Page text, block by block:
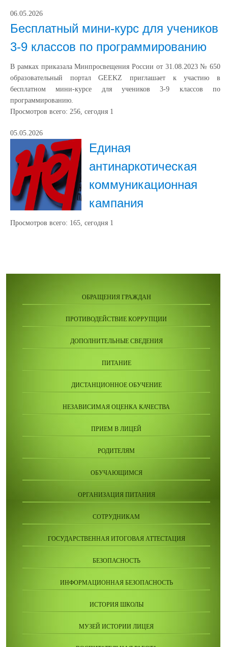
06.05.2026
Бесплатный мини-курс для учеников
3-9 классов по программированию
В рамках приказала Минпросвещения России от 31.08.2023 № 650
образовательный портал GEEKZ приглашает к участию в
бесплатном мини-курсе для учеников 3-9 классов по
программированию.
Просмотров всего: 256, сегодня 1
05.05.2026
Единая
антинаркотическая
коммуникационная
кампания
Просмотров всего: 165, сегодня 1
ОБРАЩЕНИЯ ГРАЖДАН
ПРОТИВОДЕЙСТВИЕ КОРРУПЦИИ
ДОПОЛНИТЕЛЬНЫЕ СВЕДЕНИЯ
ПИТАНИЕ
ДИСТАНЦИОННОЕ ОБУЧЕНИЕ
НЕЗАВИСИМАЯ ОЦЕНКА КАЧЕСТВА
ПРИЕМ В ЛИЦЕЙ
РОДИТЕЛЯМ
ОБУЧАЮЩИМСЯ
ОРГАНИЗАЦИЯ ПИТАНИЯ
СОТРУДНИКАМ
ГОСУДАРСТВЕННАЯ ИТОГОВАЯ АТТЕСТАЦИЯ
БЕЗОПАСНОСТЬ
ИНФОРМАЦИОННАЯ БЕЗОПАСНОСТЬ
ИСТОРИЯ ШКОЛЫ
МУЗЕЙ ИСТОРИИ ЛИЦЕЯ